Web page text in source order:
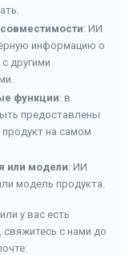
: ИИ
информацию о
другими
функции: в
предоставлены
на самом
или модели: ИИ
модель продукта.
у вас есть
с нами до